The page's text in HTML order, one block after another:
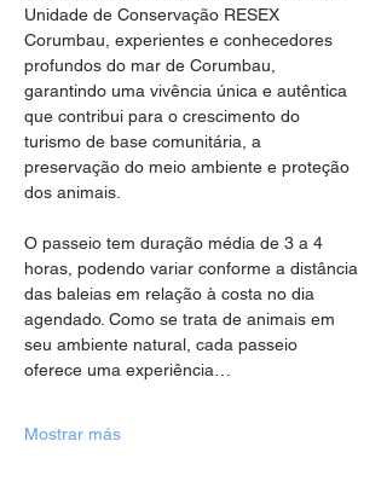
Unidade de Conservação RESEX
Corumbau, experientes e conhecedores
profundos do mar de Corumbau,
garantindo uma vivência única e autêntica
que contribui para o crescimento do
turismo de base comunitária, a
preservação do meio ambiente e proteção
dos animais.
O passeio tem duração média de 3 a 4
horas, podendo variar conforme a distância
das baleias em relação à costa no dia
agendado. Como se trata de animais em
seu ambiente natural, cada passeio
oferece uma experiência…
Mostrar más